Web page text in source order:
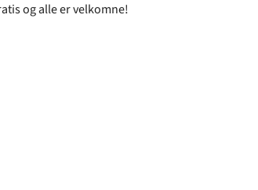
og alle er velkomne!